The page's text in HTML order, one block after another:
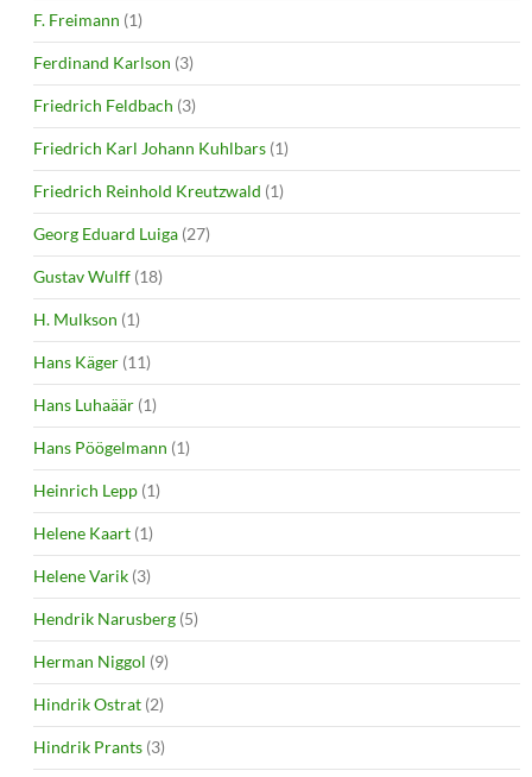
F. Freimann (1)
Ferdinand Karlson (3)
Friedrich Feldbach (3)
Friedrich Karl Johann Kuhlbars (1)
Friedrich Reinhold Kreutzwald (1)
Georg Eduard Luiga (27)
Gustav Wulff (18)
H. Mulkson (1)
Hans Käger (11)
Hans Luhaäär (1)
Hans Pöögelmann (1)
Heinrich Lepp (1)
Helene Kaart (1)
Helene Varik (3)
Hendrik Narusberg (5)
Herman Niggol (9)
Hindrik Ostrat (2)
Hindrik Prants (3)